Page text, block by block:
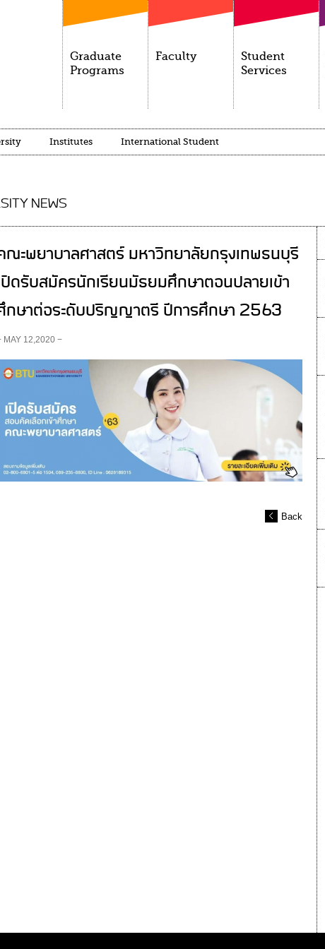
Graduate
Programs
Faculty
Student
Services
Institutes International Student
NEWS
ณะพยาบาลศาสตร์ มหาวิทยาลัยกรุงเทพธนบุรี
ปิดรับสมัครนักเรียนมัธยมศึกษาตอนปลายเข้า
กษาต่อระดับปริญญาตรี ปีการศึกษา 2563
MAY 12,2020 −
Back